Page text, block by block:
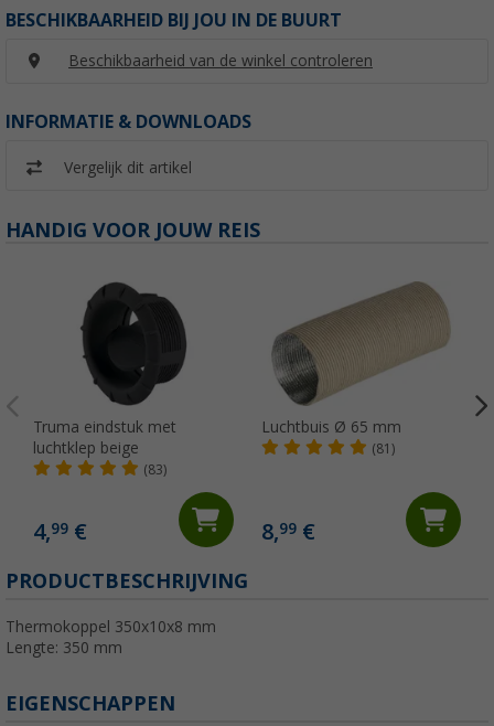
BESCHIKBAARHEID BIJ JOU IN DE BUURT
Beschikbaarheid van de winkel controleren
INFORMATIE & DOWNLOADS
Vergelijk dit artikel
HANDIG VOOR JOUW REIS
Truma eindstuk met
luchtklep beige
(83)
4,99 €
Luchtbuis Ø 65 mm
(81)
8,99€
PRODUCTBESCHRIJVING
Thermokoppel 350x10x8 mm
Lengte: 350 mm
EIGENSCHAPPEN